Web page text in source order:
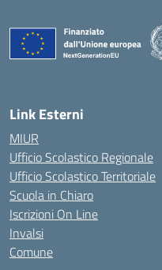
Link Esterni
MIUR
Ufficio Scolastico Regionale
Ufficio Scolastico Territoriale
Scuola in Chiaro
Iscrizioni On Line
Invalsi
Comune